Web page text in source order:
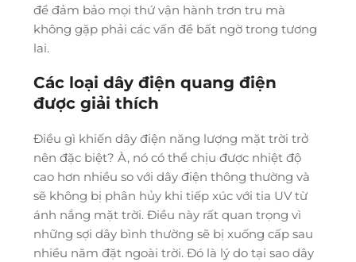
để đảm bảo mọi thứ vận hành trơn tru mà
không gặp phải các vấn đề bất ngờ trong tương
lai.
Các loại dây điện quang điện
được giải thích
Điều gì khiến dây điện năng lượng mặt trời trở
nên đặc biệt? À, nó có thể chịu được nhiệt độ
cao hơn nhiều so với dây điện thông thường và
sẽ không bị phân hủy khi tiếp xúc với tia UV từ
ánh nắng mặt trời. Điều này rất quan trọng vì
những sợi dây bình thường sẽ bị xuống cấp sau
nhiều năm đặt ngoài trời. Đó là lý do tại sao dây